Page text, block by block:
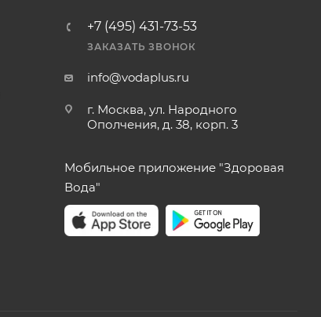
+7 (495) 431-73-53
ЗАКАЗАТЬ ЗВОНОК
info@vodaplus.ru
г. Москва, ул. Народного
Ополчения, д. 38, корп. 3
Мобильное приложение "Здоровая
Вода"